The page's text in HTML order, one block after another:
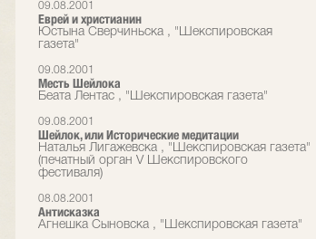
09.08.2001
Еврей и христианин
Юстына Сверчиньска , "Шекспировская
газета"
09.08.2001
Месть Шейлока
Беата Лентас , "Шекспировская газета"
09.08.2001
Шейлок, или Исторические медитации
Наталья Лигажевска , "Шекспировская газета"
(печатный орган V Шекспировского
фестиваля)
08.08.2001
Антисказка
Агнешка Сыновска , "Шекспировская газета"